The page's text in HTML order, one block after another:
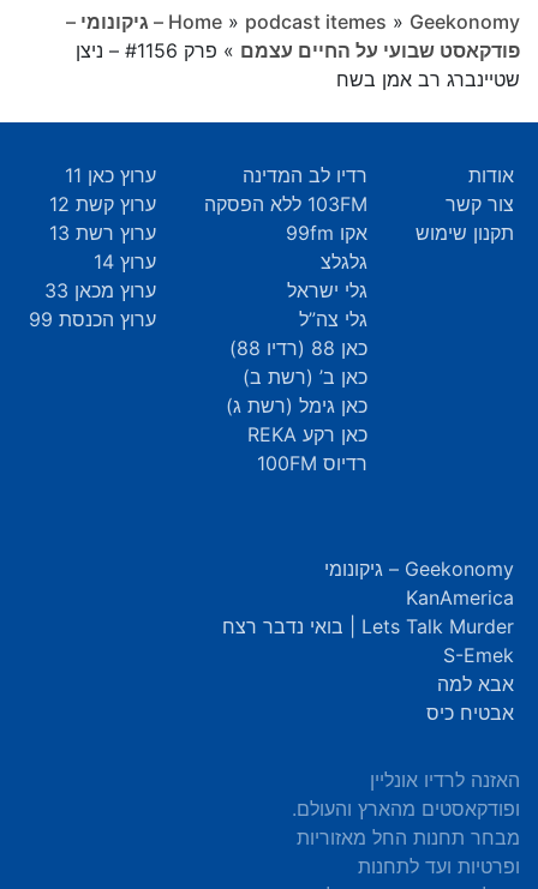
Home » podcast itemes »
Geekonomy – גיקונומי –
פודקאסט שבועי על החיים עצמם »
פרק #1156 – ניצן
שטיינברג רב אמן בשח
אודות
צור קשר
תקנון שימוש
רדיו לב המדינה
103FM ללא הפסקה
אקו 99fm
גלגלצ
גלי ישראל
גלי צה”ל
כאן 88 (רדיו 88)
כאן ב’ (רשת ב)
כאן גימל (רשת ג)
כאן רקע REKA
רדיוס 100FM
ערוץ כאן 11
ערוץ קשת 12
ערוץ רשת 13
ערוץ 14
ערוץ מכאן 33
ערוץ הכנסת 99
Geekonomy – גיקונומי
KanAmerica
Lets Talk Murder | בואי נדבר רצח
S-Emek
אבא למה
אבטיח כיס
האזנה לרדיו אונליין
ופודקאסטים מהארץ והעולם.
מבחר תחנות החל מאזוריות
ופרטיות ועד לתחנות